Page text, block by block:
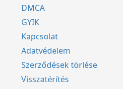
DMCA
GYIK
Kapcsolat
Adatvédelem
Szerződések törlése
Visszatérítés